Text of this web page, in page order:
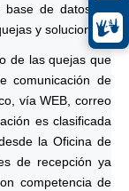
de datos en
y soluciones.
de las quejas que
comunicación de
vía WEB, correo
es clasificada
la Oficina de
de recepción ya
competencia de